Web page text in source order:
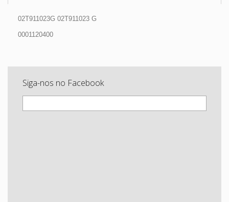
02T911023G 02T911023 G
0001120400
Siga-nos no Facebook